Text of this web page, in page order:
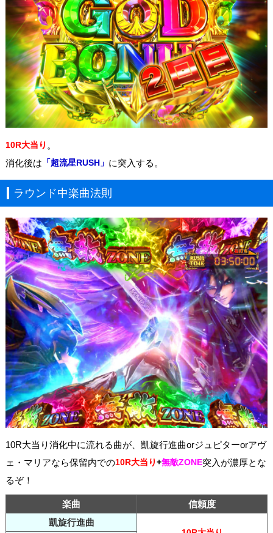
10R大当り 。
消化後は 「超流星RUSH」 に突入する。
ラウンド中楽曲法則
10R大当り消化中に流れる曲が、凱旋行進曲orジュピターorアヴ
ェ・マリアなら保留内での10R大当り+無敵ZONE突入が濃厚とな
るぞ！
楽曲
信頼度
凱旋行進曲